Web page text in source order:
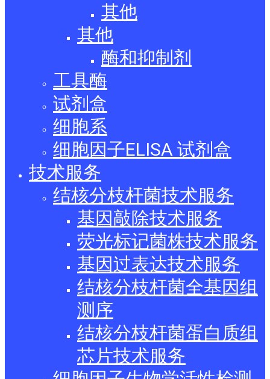
其他
其他
酶和抑制剂
工具酶
试剂盒
细胞系
细胞因子ELISA 试剂盒
技术服务
结核分枝杆菌技术服务
基因敲除技术服务
荧光标记菌株技术服务
基因过表达技术服务
结核分枝杆菌全基因组
测序
结核分枝杆菌蛋白质组
芯片技术服务